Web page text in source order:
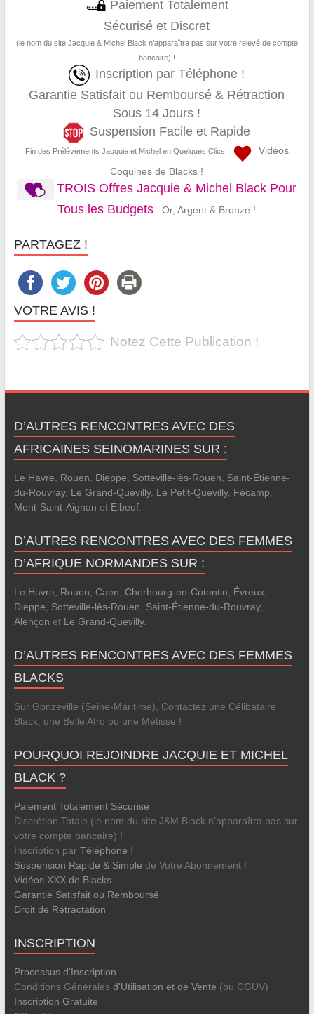
Paiement Totalement
Sécurisé et Discret
(le nom du site Jacquie & Michel Black n’apparaîtra pas sur votre relevé de compte
bancaire) !
Inscription par Téléphone !
Garantie Satisfait ou Remboursé & Rétraction
Sous 14 Jours !
Suspension Facile et Rapide
Fin des Prélèvements Jacquie et Michel en Quelques Clics !
Vidéos
Coquines de Blacks !
TROIS Offres Jacquie & Michel Black Pour
Tous les Budgets : Or, Argent & Bronze !
PARTAGEZ !
VOTRE AVIS !
Notez Cette Publication !
D’AUTRES RENCONTRES AVEC DES
AFRICAINES SEINOMARINES SUR :
Le Havre, Rouen, Dieppe, Sotteville-lès-Rouen, Saint-Étienne-
du-Rouvray, Le Grand-Quevilly, Le Petit-Quevilly, Fécamp,
Mont-Saint-Aignan et Elbeuf.
D’AUTRES RENCONTRES AVEC DES FEMMES
D’AFRIQUE NORMANDES SUR :
Le Havre, Rouen, Caen, Cherbourg-en-Cotentin, Évreux,
Dieppe, Sotteville-lès-Rouen, Saint-Étienne-du-Rouvray,
Alençon et Le Grand-Quevilly.
D’AUTRES RENCONTRES AVEC DES FEMMES
BLACKS
Sur Gonzeville (Seine-Maritime), Contactez une Célibataire
Black, une Belle Afro ou une Métisse !
POURQUOI REJOINDRE JACQUIE ET MICHEL
BLACK ?
Paiement Totalement Sécurisé
Discrétion Totale (le nom du site J&M Black n’apparaîtra pas sur
votre compte bancaire) !
Inscription par Téléphone !
Suspension Rapide & Simple de Votre Abonnement !
Vidéos XXX de Blacks
Garantie Satisfait ou Remboursé
Droit de Rétractation
INSCRIPTION
Processus d'Inscription
Conditions Générales d'Utilisation et de Vente (ou CGUV)
Inscription Gratuite